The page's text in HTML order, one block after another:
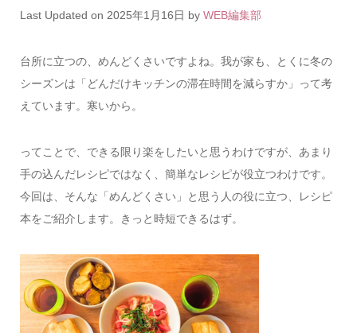
Last Updated on 2025年1月16日 by WEB編集部
台所に立つの、めんどくさいですよね。我が家も、とくに冬の
シーズンは「どんだけキッチンの滞在時間を減らすか」って考
えています。寒いから。
ってことで、できる限り楽をしたいと思うわけですが、あまり
手の込んだレシピではなく、簡単なレシピが役立つわけです。
今回は、そんな「めんどくさい」と思う人の役に立つ、レシピ
本をご紹介します。きっと時短できるはず。